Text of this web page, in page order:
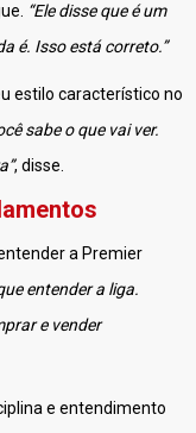
“Ele disse que é um
é. Isso está correto.”
estilo característico no
sabe o que vai ver.
, disse.
a Premier
entender a liga.
e vender
e entendimento